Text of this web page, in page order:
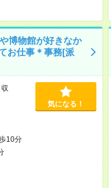
博物館が好きなか
お仕事＊事務[派
10分
気になる！